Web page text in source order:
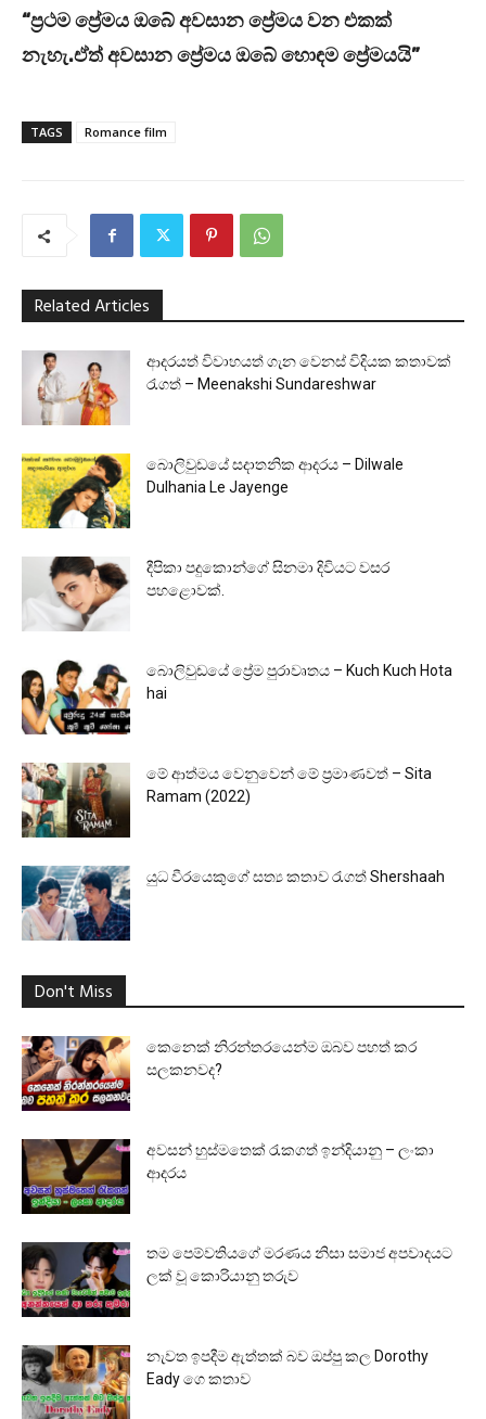
“ප්‍රථම ප්‍රේමය ඔබේ අවසාන ප්‍රේමය වන එකක්
නැහැ.ඒත් අවසාන ප්‍රේමය ඔබේ හොඳම ප්‍රේමයයි”
TAGS Romance film
Related Articles
ආදරයත් විවාහයත් ගැන වෙනස් විදියක කතාවක්
රැගත් – Meenakshi Sundareshwar
බොලිවුඩයේ සදාතනික ආදරය – Dilwale
Dulhania Le Jayenge
දීපිකා පදුකොන්ගේ සිනමා දිවියට වසර
පහළොවක්.
බොලිවුඩයේ ප්‍රේම පුරාවෘතය – Kuch Kuch Hota
hai
මේ ආත්මය වෙනුවෙන් මේ ප්‍රමාණවත් – Sita
Ramam (2022)
යුධ වීරයෙකුගේ සත්‍ය කතාව රැගත් Shershaah
Don't Miss
කෙනෙක් නිරන්තරයෙන්ම ඔබව පහත් කර
සලකනවද?
අවසන් හුස්මතෙක් රැකගත් ඉන්දියානු – ලංකා
ආදරය
තම පෙම්වතියගේ මරණය නිසා සමාජ අපවාදයට
ලක් වූ කොරියානු තරුව
නැවත ඉපදීම ඇත්තක් බව ඔප්පු කල Dorothy
Eady ගෙ කතාව